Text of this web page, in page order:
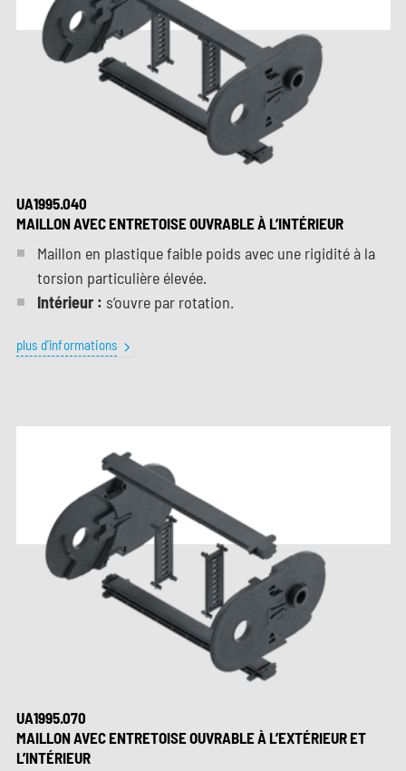
UA1995.040
MAILLON AVEC ENTRETOISE OUVRABLE À L’INTÉRIEUR
Maillon en plastique faible poids avec une rigidité à la
torsion particulière élevée.
Intérieur : s’ouvre par rotation.
plus d'informations
UA1995.070
MAILLON AVEC ENTRETOISE OUVRABLE À L’EXTÉRIEUR ET
L’INTÉRIEUR